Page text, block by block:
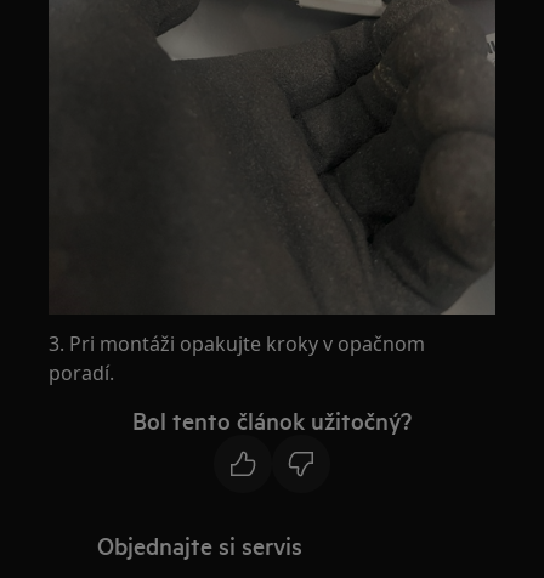
3. Pri montáži opakujte kroky v opačnom
poradí.
Bol tento článok užitočný?
Objednajte si servis